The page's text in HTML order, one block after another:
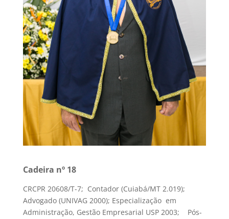
Cadeira nº 18
CRCPR 20608/T-7; Contador (Cuiabá/MT 2.019);
Advogado (UNIVAG 2000); Especialização em
Administração, Gestão Empresarial USP 2003; Pós-